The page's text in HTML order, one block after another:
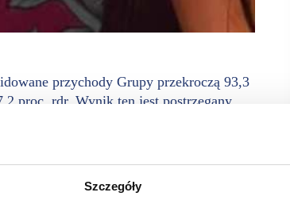
Szczegóły
przychody Grupy przekroczą 93,3
proc. rdr. Wynik ten jest postrzegany
wiosną oraz koszty związane
przychody z zamówień realizowanych